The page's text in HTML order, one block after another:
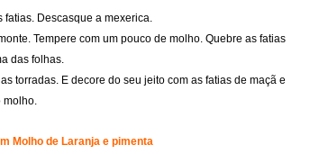
Descasque a mexerica.
Tempere com um pouco de molho. Quebre as fatias
das folhas.
torradas. E decore do seu jeito com as fatias de maçã e
Molho de Laranja e pimenta